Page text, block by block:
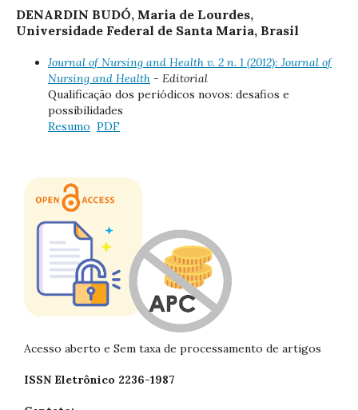
DENARDIN BUDÓ, Maria de Lourdes,
Universidade Federal de Santa Maria, Brasil
Journal of Nursing and Health v. 2 n. 1 (2012): Journal of
Nursing and Health - Editorial
Qualificação dos periódicos novos: desafios e
possibilidades
Resumo PDF
Acesso aberto e Sem taxa de processamento de artigos
ISSN Eletrônico 2236-1987